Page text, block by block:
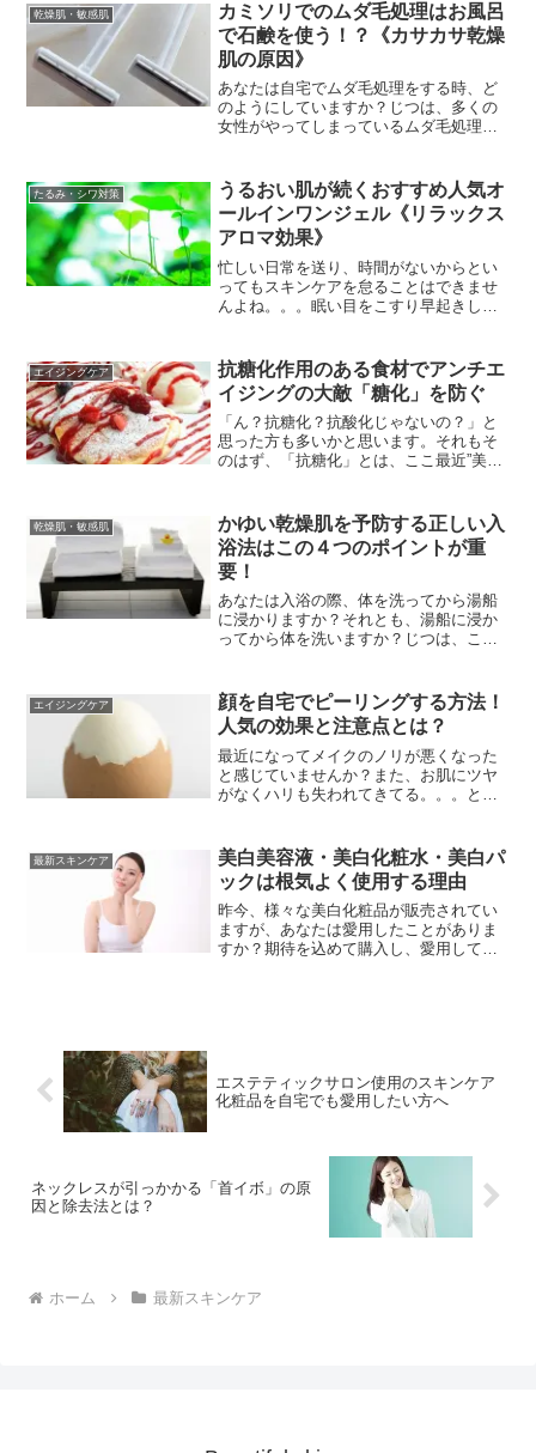
乾燥肌・敏感肌
カミソリでのムダ毛処理はお風呂
で石鹸を使う！？《カサカサ乾燥
肌の原因》
あなたは自宅でムダ毛処理をする時、ど
のようにしていますか？じつは、多くの
女性がやってしまっているムダ毛処理の
か？正しい処理方法を実践していない
と、お肌や毛穴にダメージを...
たるみ・シワ対策
うるおい肌が続くおすすめ人気オ
ールインワンジェル《リラックス
アロマ効果》
忙しい日常を送り、時間がないからとい
ってもスキンケアを怠ることはできませ
んよね。。。眠い目をこすり早起きして
ーム」「化粧下地」などでケアしてから
メイクを開始。。。正直、...
エイジングケア
抗糖化作用のある食材でアンチエ
イジングの大敵「糖化」を防ぐ
「ん？抗糖化？抗酸化じゃないの？」と
思った方も多いかと思います。それもそ
のはず、「抗糖化」とは、ここ最近”美容
す。老化現象を引き起こす原因となる
「糖化」は、1度症状が出...
乾燥肌・敏感肌
かゆい乾燥肌を予防する正しい入
浴法はこの４つのポイントが重
要！
あなたは入浴の際、体を洗ってから湯船
に浸かりますか？それとも、湯船に浸か
ってから体を洗いますか？じつは、この
空気が乾燥する季節はとくに、お肌の乾
燥が気になりますが、普段...
エイジングケア
顔を自宅でピーリングする方法！
人気の効果と注意点とは？
最近になってメイクのノリが悪くなった
と感じていませんか？また、お肌にツヤ
がなくハリも失われてきてる。。。と、
かもしれません。古い角質を取り除くに
は「ピーリング」がとても効...
最新スキンケア
美白美容液・美白化粧水・美白パ
ックは根気よく使用する理由
昨今、様々な美白化粧品が販売されてい
ますが、あなたは愛用したことがありま
すか？期待を込めて購入し、愛用してみ
エステティックサロン使用のスキンケア
化粧品を自宅でも愛用したい方へ
ネックレスが引っかかる「首イボ」の原
因と除去法とは？
ホーム 最新スキンケア